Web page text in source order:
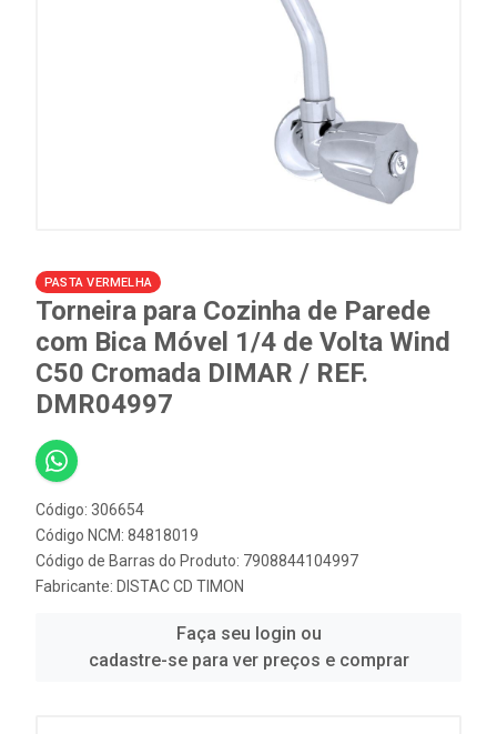
PASTA VERMELHA
Torneira para Cozinha de Parede
com Bica Móvel 1/4 de Volta Wind
C50 Cromada DIMAR / REF.
DMR04997
Código: 306654
Código NCM: 84818019
Código de Barras do Produto: 7908844104997
Fabricante: DISTAC CD TIMON
Faça seu login ou
cadastre-se para ver preços e comprar